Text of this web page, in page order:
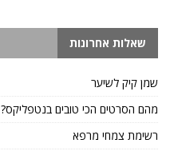
שאלות אחרונות
שמן קיק לשיער
מהם הסרטים הכי טובים בנטפליקס?
רשימת צמחי מרפא